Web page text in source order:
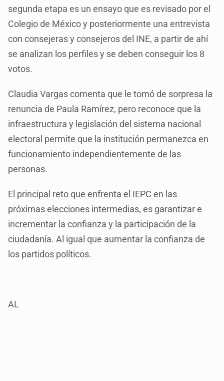
segunda etapa es un ensayo que es revisado por el
Colegio de México y posteriormente una entrevista
con consejeras y consejeros del INE, a partir de ahí
se analizan los perfiles y se deben conseguir los 8
votos.
Claudia Vargas comenta que le tomó de sorpresa la
renuncia de Paula Ramírez, pero reconoce que la
infraestructura y legislación del sistema nacional
electoral permite que la institución permanezca en
funcionamiento independientemente de las
personas.
El principal reto que enfrenta el IEPC en las
próximas elecciones intermedias, es garantizar e
incrementar la confianza y la participación de la
ciudadanía. Al igual que aumentar la confianza de
los partidos políticos.
AL